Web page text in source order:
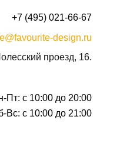
+7 (495) 021-66-67
design.ru
проезд, 16.
Пт: с 10:00 до 20:00
Вс: с 10:00 до 21:00